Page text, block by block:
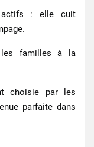
: elle cuit
familles à la
choisie par les
parfaite dans